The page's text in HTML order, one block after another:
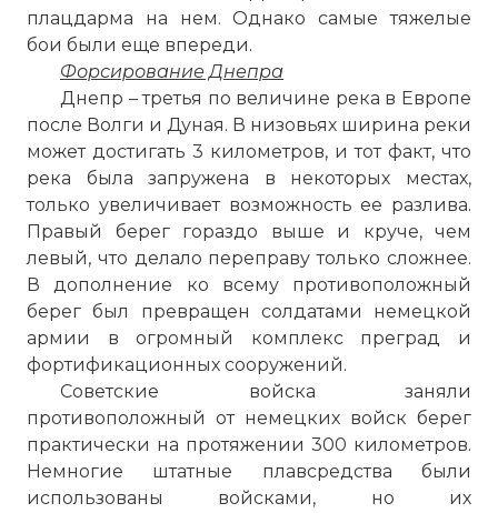
плацдарма на нем. Однако самые тяжелые
бои были еще впереди.
Форсирование Днепра
Днепр – третья по величине река в Европе
после Волги и Дуная. В низовьях ширина реки
может достигать 3 километров, и тот факт, что
река была запружена в некоторых местах,
только увеличивает возможность ее разлива.
Правый берег гораздо выше и круче, чем
левый, что делало переправу только сложнее.
В дополнение ко всему противоположный
берег был превращен солдатами немецкой
армии в огромный комплекс преград и
фортификационных сооружений.
Советские войска заняли
противоположный от немецких войск берег
практически на протяжении 300 километров.
Немногие штатные плавсредства были
использованы войсками, но их